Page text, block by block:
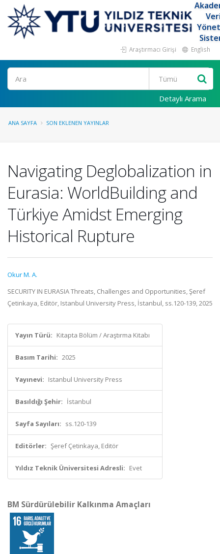
Araştırmacı Girişi English
Ara
Detaylı Arama
ANA SAYFA SON EKLENEN YAYINLAR
Navigating Deglobalization in
Eurasia: WorldBuilding and
Türkiye Amidst Emerging
Historical Rupture
Okur M. A.
SECURITY IN EURASIA Threats, Challenges and Opportunities, Şeref
Çetinkaya, Editör, Istanbul University Press, İstanbul, ss.120-139, 2025
Yayın Türü: Kitapta Bölüm / Araştırma Kitabı
Basım Tarihi: 2025
Yayınevi: Istanbul University Press
Basıldığı Şehir: İstanbul
Sayfa Sayıları: ss.120-139
Editörler: Şeref Çetinkaya, Editör
Yıldız Teknik Üniversitesi Adresli: Evet
BM Sürdürülebilir Kalkınma Amaçları